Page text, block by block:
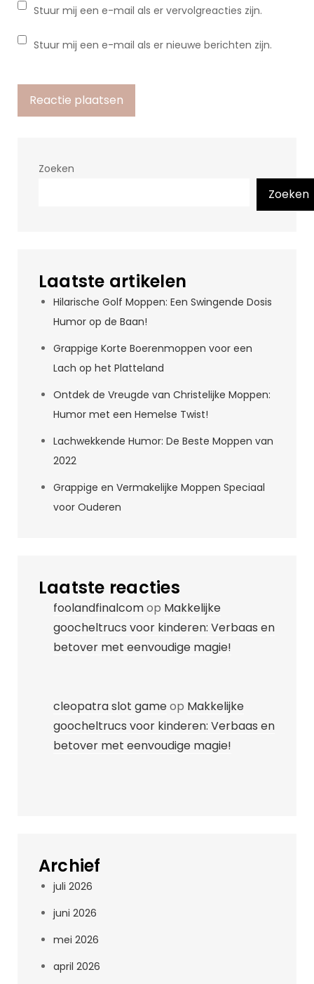
Stuur mij een e-mail als er vervolgreacties zijn.
Stuur mij een e-mail als er nieuwe berichten zijn.
Zoeken
Zoeken
Laatste artikelen
Hilarische Golf Moppen: Een Swingende Dosis
Humor op de Baan!
Grappige Korte Boerenmoppen voor een
Lach op het Platteland
Ontdek de Vreugde van Christelijke Moppen:
Humor met een Hemelse Twist!
Lachwekkende Humor: De Beste Moppen van
2022
Grappige en Vermakelijke Moppen Speciaal
voor Ouderen
Laatste reacties
foolandfinalcomop Makkelijke
goocheltrucs voor kinderen: Verbaas en
betover met eenvoudige magie!
cleopatra slot gameop Makkelijke
goocheltrucs voor kinderen: Verbaas en
betover met eenvoudige magie!
Archief
juli 2026
juni 2026
mei 2026
april 2026